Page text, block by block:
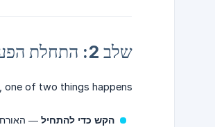
שלב 2: התחלת הפעלה
of two things happens:
הקש כדי להתחיל —